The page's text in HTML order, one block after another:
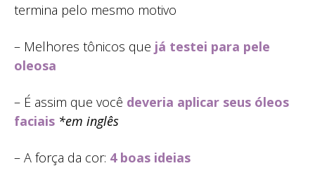
termina pelo mesmo motivo
– Melhores tônicos que já testei para pele
oleosa
– É assim que você deveria aplicar seus óleos
faciais *em inglês
– A força da cor: 4 boas ideias